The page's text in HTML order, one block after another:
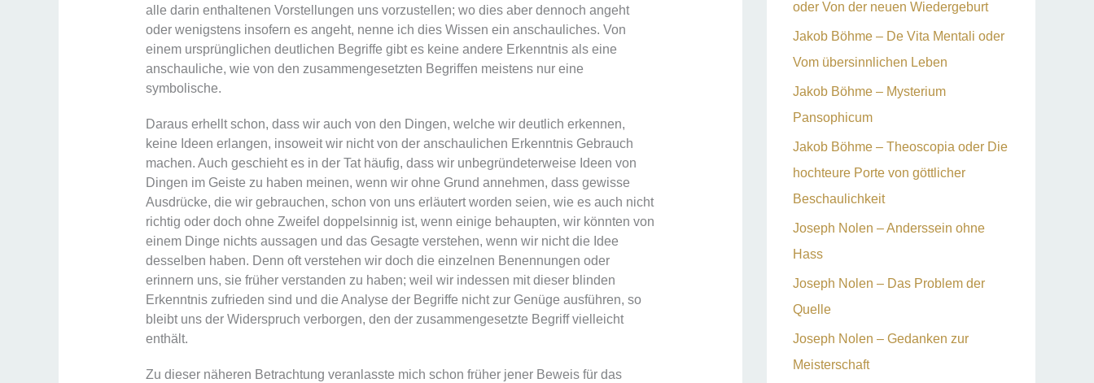
alle darin enthaltenen Vorstellungen uns vorzustellen; wo dies aber dennoch angeht
oder wenigstens insofern es angeht, nenne ich dies Wissen ein anschauliches. Von
einem ursprünglichen deutlichen Begriffe gibt es keine andere Erkenntnis als eine
anschauliche, wie von den zusammengesetzten Begriffen meistens nur eine
symbolische.
Daraus erhellt schon, dass wir auch von den Dingen, welche wir deutlich erkennen,
keine Ideen erlangen, insoweit wir nicht von der anschaulichen Erkenntnis Gebrauch
machen. Auch geschieht es in der Tat häufig, dass wir unbegründeterweise Ideen von
Dingen im Geiste zu haben meinen, wenn wir ohne Grund annehmen, dass gewisse
Ausdrücke, die wir gebrauchen, schon von uns erläutert worden seien, wie es auch nicht
richtig oder doch ohne Zweifel doppelsinnig ist, wenn einige behaupten, wir könnten von
einem Dinge nichts aussagen und das Gesagte verstehen, wenn wir nicht die Idee
desselben haben. Denn oft verstehen wir doch die einzelnen Benennungen oder
erinnern uns, sie früher verstanden zu haben; weil wir indessen mit dieser blinden
Erkenntnis zufrieden sind und die Analyse der Begriffe nicht zur Genüge ausführen, so
bleibt uns der Widerspruch verborgen, den der zusammengesetzte Begriff vielleicht
enthält.
Zu dieser näheren Betrachtung veranlasste mich schon früher jener Beweis für das
oder Von der neuen Wiedergeburt
Jakob Böhme – De Vita Mentali oder
Vom übersinnlichen Leben
Jakob Böhme – Mysterium
Pansophicum
Jakob Böhme – Theoscopia oder Die
hochteure Porte von göttlicher
Beschaulichkeit
Joseph Nolen – Anderssein ohne
Hass
Joseph Nolen – Das Problem der
Quelle
Joseph Nolen – Gedanken zur
Meisterschaft